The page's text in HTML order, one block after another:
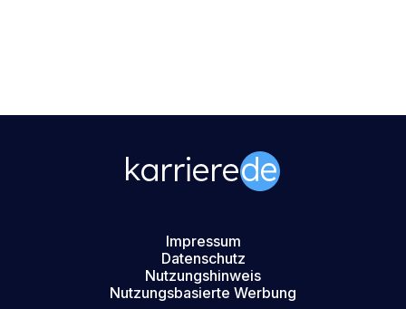
Impressum
Datenschutz
Nutzungshinweis
Nutzungsbasierte Werbung